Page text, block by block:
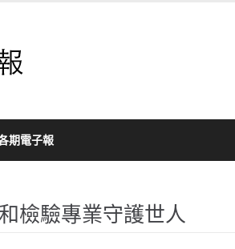
期電子報
檢驗專業守護世人